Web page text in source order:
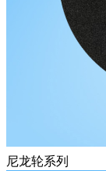
尼龙轮系列